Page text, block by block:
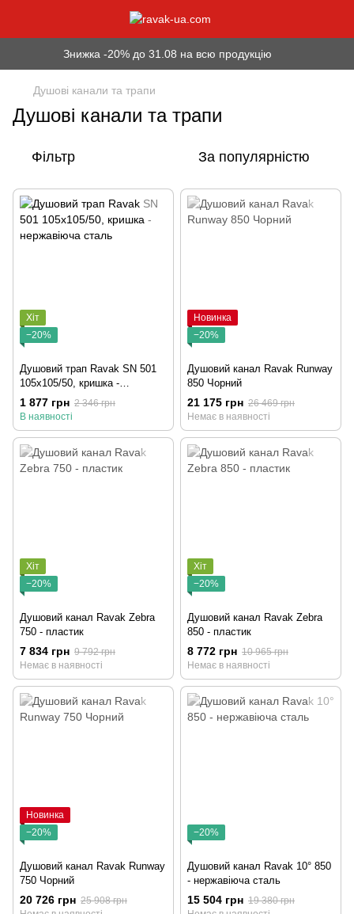
Знижка -20% до 31.08 на всю продукцію
Душові канали та трапи
Душові канали та трапи
Фільтр За популярністю
Хіт
−20%
Душовий трап Ravak SN 501
105x105/50, кришка -
нержавіюча сталь
1 877 грн 2 346 грн
В наявності
Новинка
−20%
Душовий канал Ravak Runway
850 Чорний
21 175 грн 26 469 грн
Немає в наявності
Хіт
−20%
Душовий канал Ravak Zebra
750 - пластик
7 834 грн 9 792 грн
Немає в наявності
Хіт
−20%
Душовий канал Ravak Zebra
850 - пластик
8 772 грн 10 965 грн
Немає в наявності
Новинка
−20%
Душовий канал Ravak Runway
750 Чорний
20 726 грн 25 908 грн
−20%
Душовий канал Ravak 10° 850
- нержавіюча сталь
15 504 грн 19 380 грн